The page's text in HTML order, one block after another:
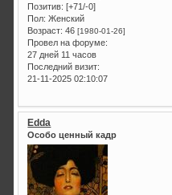
Позитив: [+71/-0]
Пол: Женский
Возраст: 46[1980-01-26]
Провел на форуме:
27 дней 11 часов
Последний визит:
21-11-2025 02:10:07
Edda
Особо ценный кадр